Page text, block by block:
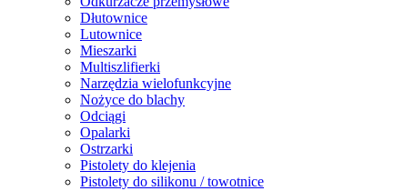
Dłutownice
Lutownice
Mieszarki
Multiszlifierki
Narzędzia wielofunkcyjne
Nożyce do blachy
Odciągi
Opalarki
Ostrzarki
Pistolety do klejenia
Pistolety do silikonu / towotnice